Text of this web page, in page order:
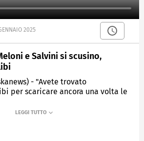
2025
e Salvini si scusino,
- "Avete trovato
per scaricare ancora una volta le
ha parlato di episodi di gennaio,